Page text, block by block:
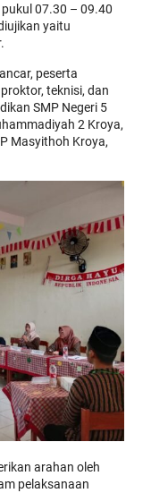
07.30 – 09.40
yaitu
peserta
teknisi, dan
SMP Negeri 5
2 Kroya,
Masyithoh Kroya,
arahan oleh
pelaksanaan